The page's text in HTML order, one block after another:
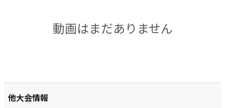
動画はまだありません
他大会情報